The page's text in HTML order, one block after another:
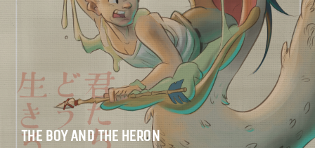
THE BOY AND THE HERON